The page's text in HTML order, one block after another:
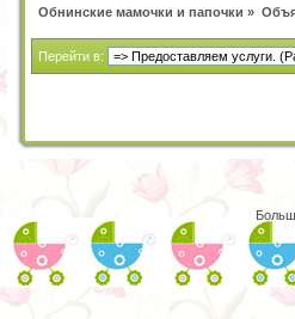
Обнинские мамочки и папочки »
Перейти в: